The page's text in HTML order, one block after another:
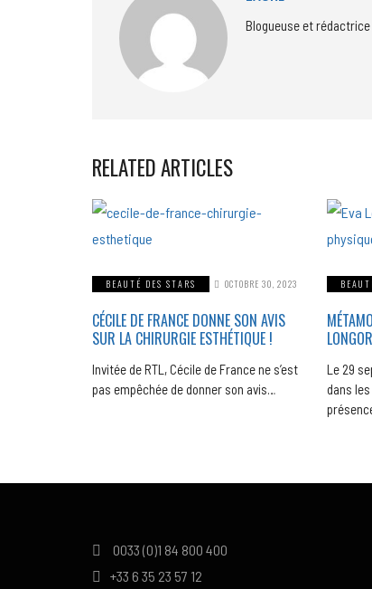
Blogueuse et rédactrice
RELATED ARTICLES
BEAUTÉ DES STARS OCTOBRE 30, 2023
CÉCILE DE FRANCE DONNE SON AVIS
SUR LA CHIRURGIE ESTHÉTIQUE !
Invitée de RTL, Cécile de France ne s’est
pas empêchée de donner son avis…
Le 29
dans
0033 (0)1 84 800 400
+33 6 35 23 57 12